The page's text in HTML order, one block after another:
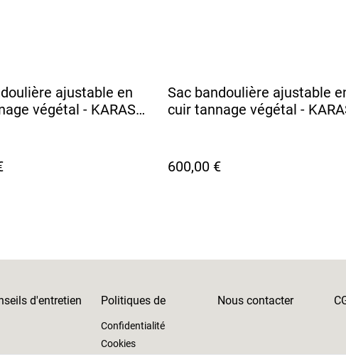
ajustable en
végétal - KARASU
Sac bandoulière ajustable
cuir tannage végétal -
600,00 €
d'entretien Politiques de
Confidentialité
Cookies
Nous contacter